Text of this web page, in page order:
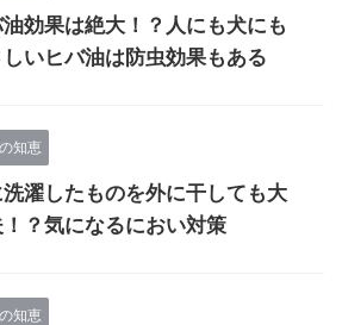
油効果は絶大！？人にも犬にも
いヒバ油は防虫効果もある
知恵
濯したものを外に干しても大
？気になるにおい対策
知恵